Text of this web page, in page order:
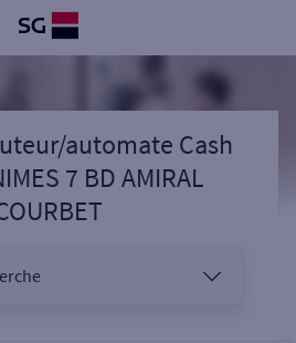
automate Cash
7 BD AMIRAL